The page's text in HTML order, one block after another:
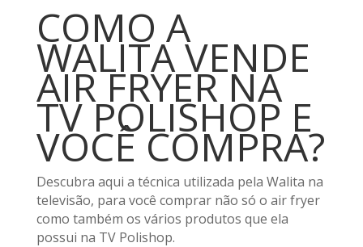
COMO A
WALITA VENDE
AIR FRYER NA
TV POLISHOP E
VOCÊ COMPRA?
Descubra aqui a técnica utilizada pela Walita na
televisão, para você comprar não só o air fryer
como também os vários produtos que ela
possui na TV Polishop.